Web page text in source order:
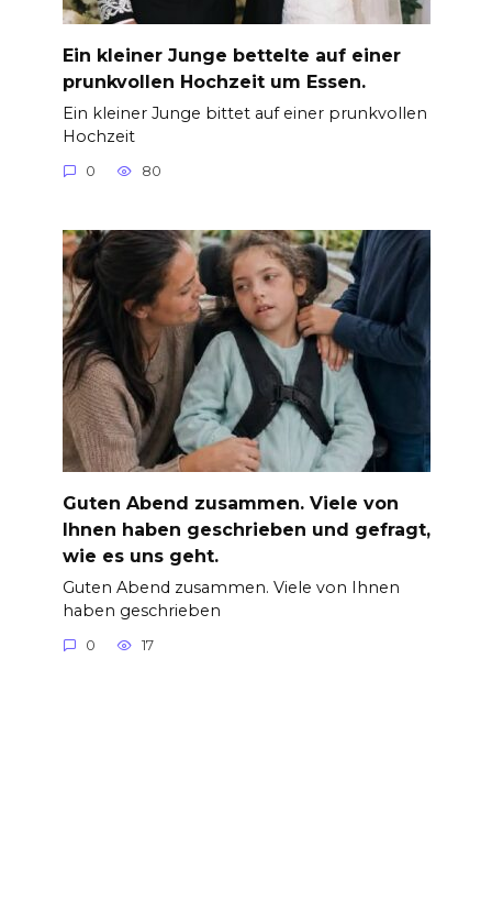
Ein kleiner Junge bettelte auf einer
prunkvollen Hochzeit um Essen.
Ein kleiner Junge bittet auf einer prunkvollen
Hochzeit
0 80
Guten Abend zusammen. Viele von
Ihnen haben geschrieben und gefragt,
wie es uns geht.
Guten Abend zusammen. Viele von Ihnen
haben geschrieben
0 17